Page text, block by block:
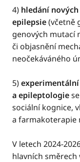
4) hledání
epilepsie(včetně
genových mutací
či objasnění
neočekáváného
5)
a epileptologie
sociální kognice,
a farmakoterapie
V letech 2024-
hlavních